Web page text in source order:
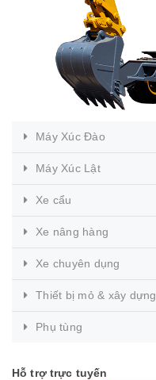
Máy Xúc Đào
Máy Xúc Lật
Xe cẩu
Xe nâng hàng
Xe chuyên dụng
Thiết bị mỏ & xây dựng
Phụ tùng
Hỗ trợ trực tuyến